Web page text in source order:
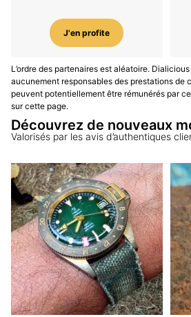
J'en profite
L’ordre des partenaires est aléatoire.
aucunement responsables des prestations de
peuvent potentiellement être rémunérés par
sur cette page.
Découvrez de nouveaux
Valorisés par les avis d’authentiques